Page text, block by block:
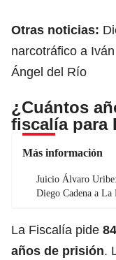
Otras noticias:
narcotráfico a
Ángel del Río
¿Cuántos
fiscalía para
Más información
Juicio Álvaro
Diego Cadena a La
La Fiscalía pide
años de prisión.